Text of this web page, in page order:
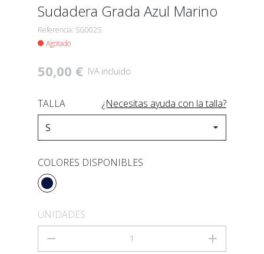
Sudadera Grada Azul Marino
Referencia: SG002S
Agotado
50,00 € IVA incluido
TALLA ¿Necesitas ayuda con la talla?
COLORES DISPONIBLES
UNIDADES